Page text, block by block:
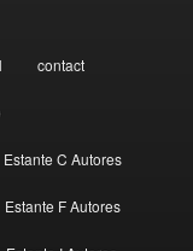
contact
Estante C Autores
Estante F Autores